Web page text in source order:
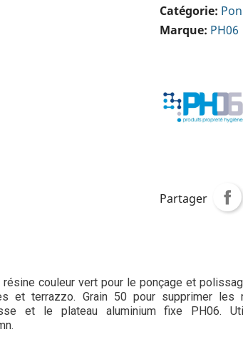
Catégorie
Marque PH06
Partager
couleur vert pour le ponçage et
et terrazzo. Grain 50 pour supprimer les
et le plateau aluminium fixe PH06.